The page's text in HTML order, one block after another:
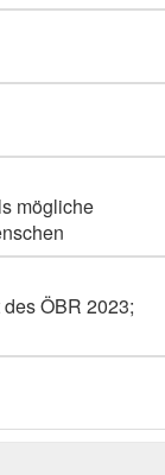
mögliche
ÖBR 2023;